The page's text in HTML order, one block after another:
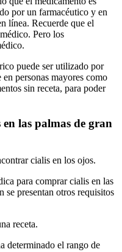
por un farmacéutico y en
línea. Recuerde que el
Pero los
puede ser utilizado por
personas mayores como
sin receta, para poder
las palmas de gran
cialis en los ojos.
para comprar cialis en las
se presentan otros requisitos
receta.
determinado el rango de